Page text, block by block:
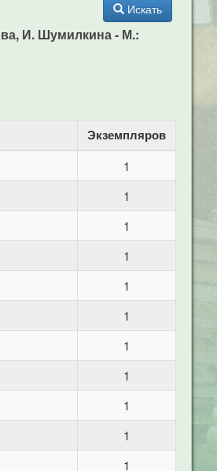
Искать
И. Шумилкина - М.:
Экземпляров
1
1
1
1
1
1
1
1
1
1
1